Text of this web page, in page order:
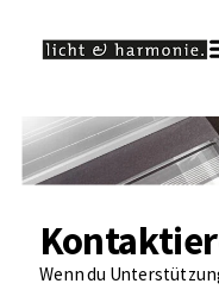
Wenn du